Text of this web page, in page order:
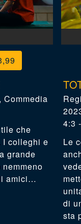
, Commedia
che
I colleghi e
grande
amici…
4:3
Le
di
sta